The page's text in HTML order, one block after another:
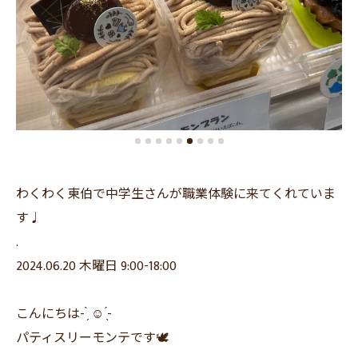
わくわく東伯で中学生さんが職業体験に来てくれていま
す♩
.
2024.06.20 木曜日 9:00-18:00
こんにちは- ̗̀ ☺︎ ̖́-
パティスリーモンテです🕊